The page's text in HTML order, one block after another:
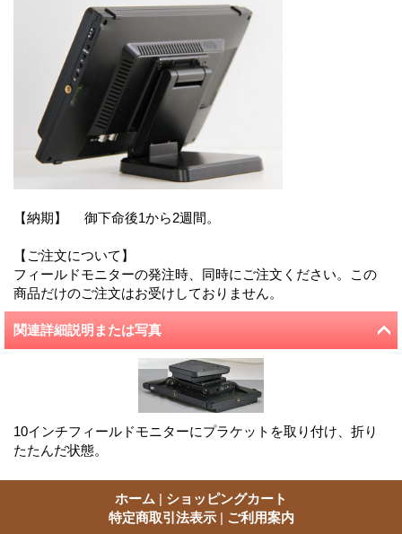
【納期】 御下命後1から2週間。
【ご注文について】
フィールドモニターの発注時、同時にご注文ください。この
商品だけのご注文はお受けしておりません。
関連詳細説明または写真
10インチフィールドモニターにプラケットを取り付け、折り
たたんだ状態。
ホーム | ショッピングカート
特定商取引法表示 | ご利用案内